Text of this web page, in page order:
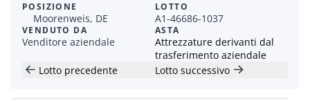
POSIZIONE
Moorenweis, DE
VENDUTO DA
Venditore aziendale
LOTTO
A1-46686-1037
ASTA
Attrezzature derivanti dal
trasferimento aziendale
Lotto precedente
Lotto successivo